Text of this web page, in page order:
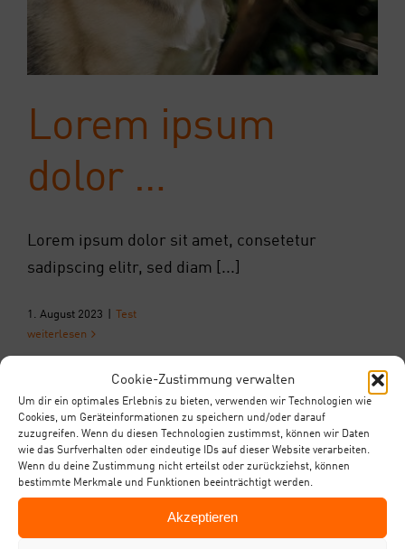
Cookie-Zustimmung verwalten
Um dir ein optimales Erlebnis zu bieten, verwenden wir Technologien wie
Cookies, um Geräteinformationen zu speichern und/oder darauf
zuzugreifen. Wenn du diesen Technologien zustimmst, können wir Daten
wie das Surfverhalten oder eindeutige IDs auf dieser Website verarbeiten.
Wenn du deine Zustimmung nicht erteilst oder zurückziehst, können
bestimmte Merkmale und Funktionen beeinträchtigt werden.
Akzeptieren
Lorem ipsum
dolor …
Lorem ipsum dolor sit amet, consetetur
sadipscing elitr, sed diam [...]
1. August 2023
Test
weiterlesen
Head­line
Lorem ipsum dolor sit amet, consetetur
sadipscing elitr, sed diam [...]